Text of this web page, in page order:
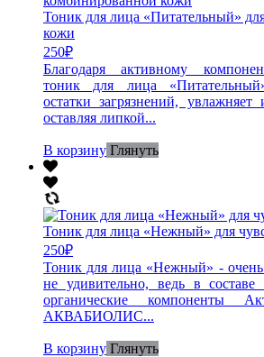
Тоник для лица «Питательный»
кожи
250₽
Благодаря активному
тоник для лица
остатки загрязнений,
оставляя липкой...
В корзину Глянуть
Тоник для лица «Нежный» для
250₽
Тоник для лица «Нежный» - очень
не удивительно, ведь в составе
органические компоненты
АКВАБИОЛИС...
В корзину Глянуть